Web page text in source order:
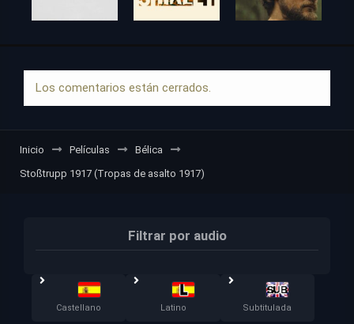
Los comentarios están cerrados.
Inicio Películas
Bélica
Stoßtrupp 1917 (Tropas de asalto 1917)
Filtrar por audio
Castellano Latino Subtitulada